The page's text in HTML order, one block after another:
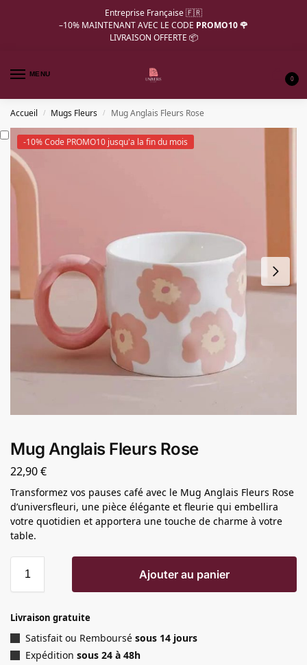
Entreprise Française 🇫🇷
–10% MAINTENANT AVEC LE CODE PROMO10 🌹
LIVRAISON OFFERTE 📦
MENU
0
Accueil / Mugs Fleurs / Mug Anglais Fleurs Rose
-10% Code PROMO10 jusqu'a la fin du mois
Mug Anglais Fleurs Rose
22,90€
Transformez vos pauses café avec le Mug Anglais Fleurs Rose
d’universfleuri, une pièce élégante et fleurie qui embellira
votre quotidien et apportera une touche de charme à votre
table.
Ajouter au panier
Livraison gratuite
Satisfait ou Remboursé sous 14 jours
Expédition sous 24 à 48h